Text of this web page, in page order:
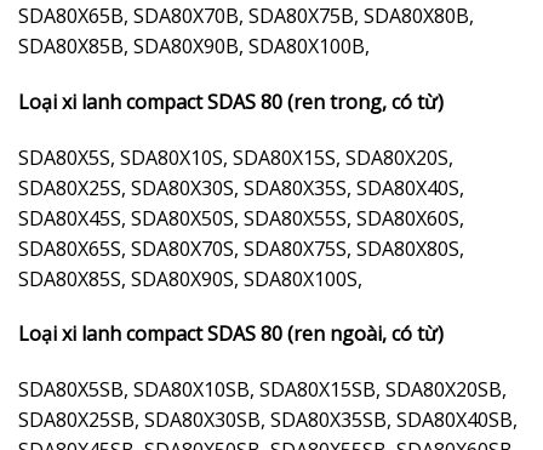
SDA80X65B, SDA80X70B, SDA80X75B, SDA80X80B,
SDA80X85B, SDA80X90B, SDA80X100B,
Loại xi lanh compact SDAS 80 (ren trong, có từ)
SDA80X5S, SDA80X10S, SDA80X15S, SDA80X20S,
SDA80X25S, SDA80X30S, SDA80X35S, SDA80X40S,
SDA80X45S, SDA80X50S, SDA80X55S, SDA80X60S,
SDA80X65S, SDA80X70S, SDA80X75S, SDA80X80S,
SDA80X85S, SDA80X90S, SDA80X100S,
Loại xi lanh compact SDAS 80 (ren ngoài, có từ)
SDA80X5SB, SDA80X10SB, SDA80X15SB, SDA80X20SB,
SDA80X25SB, SDA80X30SB, SDA80X35SB, SDA80X40SB,